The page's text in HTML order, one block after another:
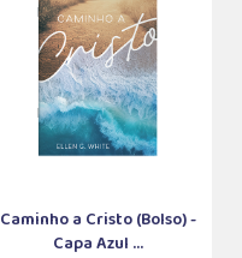
Caminho a Cristo (Bolso) -
Capa Azul ...